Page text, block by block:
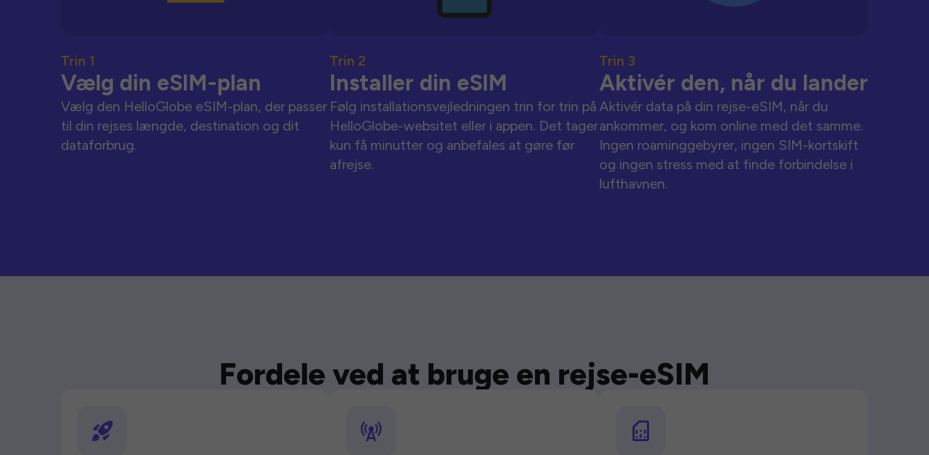
Trin 1
Vælg din eSIM-plan
Vælg den HelloGlobe eSIM-plan, der passer
til din rejses længde, destination og dit
dataforbrug.
Trin 2
Installer din eSIM
Følg installationsvejledningen trin for trin på
HelloGlobe-websitet eller i appen. Det tager
kun få minutter og anbefales at gøre før
afrejse.
Trin 3
Aktivér den, når du lander
Aktivér data på din rejse-eSIM, når du
ankommer, og kom online med det samme.
Ingen roaminggebyrer, ingen SIM-kortskift
og ingen stress med at finde forbindelse i
lufthavnen.
Fordele ved at bruge en rejse-eSIM